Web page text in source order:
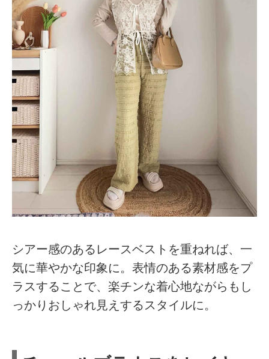
シアー感のあるレースベストを重ねれば、一
気に華やかな印象に。表情のある素材感をプ
ラスすることで、楽チンな着心地ながらもし
っかりおしゃれ見えするスタイルに。